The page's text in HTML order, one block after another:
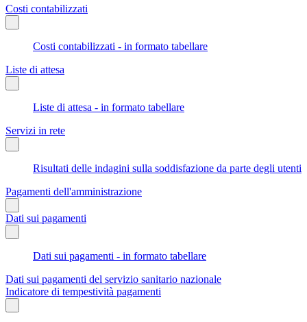
Costi contabilizzati
Costi contabilizzati - in formato tabellare
Liste di attesa
Liste di attesa - in formato tabellare
Servizi in rete
Risultati delle indagini sulla soddisfazione da parte degli utenti
Pagamenti dell'amministrazione
Dati sui pagamenti
Dati sui pagamenti - in formato tabellare
Dati sui pagamenti del servizio sanitario nazionale
Indicatore di tempestività pagamenti